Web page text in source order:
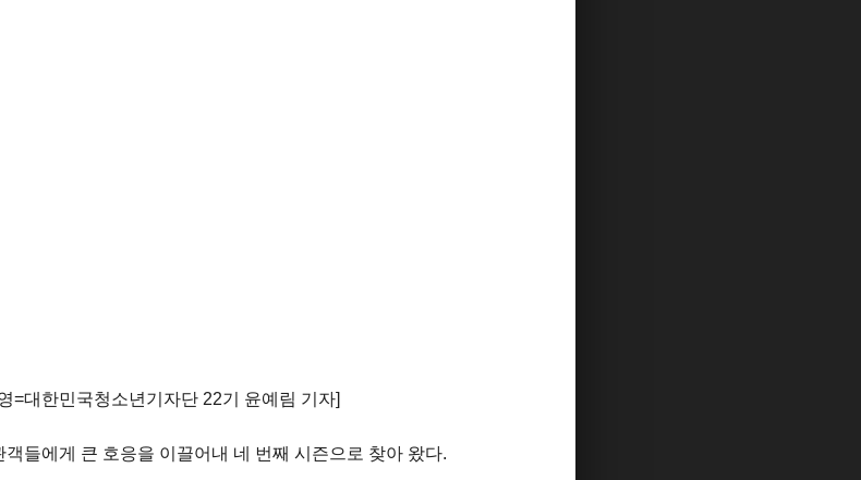
=대한민국청소년기자단 22기 윤예림 기자]
객들에게 큰 호응을 이끌어내 네 번째 시즌으로 찾아 왔다.